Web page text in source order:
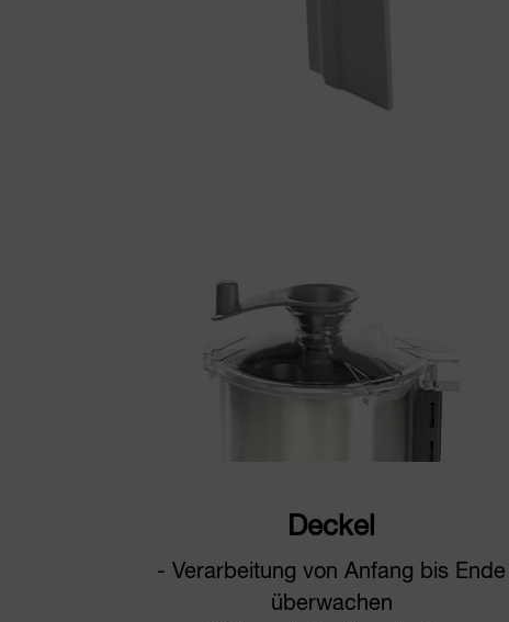
Deckel
- Verarbeitung von Anfang bis Ende
überwachen